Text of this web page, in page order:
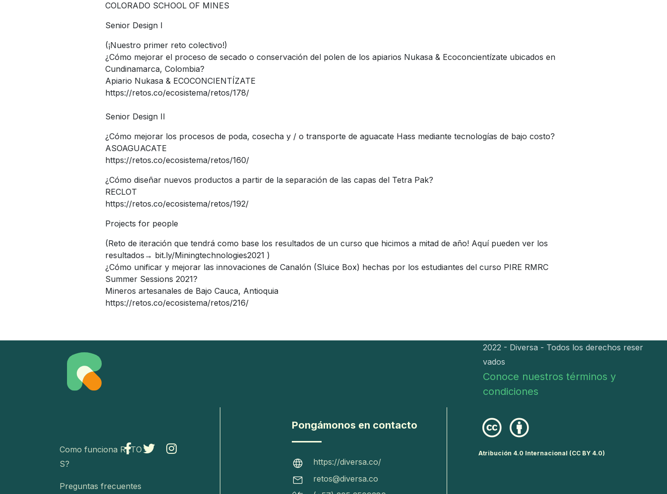
COLORADO SCHOOL OF MINES
Senior Design I
(¡Nuestro primer reto colectivo!)
¿Cómo mejorar el proceso de secado o conservación del polen de los apiarios Nukasa & Ecoconcientízate ubicados en
Cundinamarca, Colombia?
Apiario Nukasa & ECOCONCIENTÍZATE
https://retos.co/ecosistema/retos/178/
Senior Design II
¿Cómo mejorar los procesos de poda, cosecha y / o transporte de aguacate Hass mediante tecnologías de bajo costo?
ASOAGUACATE
https://retos.co/ecosistema/retos/160/
¿Cómo diseñar nuevos productos a partir de la separación de las capas del Tetra Pak?
RECLOT
https://retos.co/ecosistema/retos/192/
Projects for people
(Reto de iteración que tendrá como base los resultados de un curso que hicimos a mitad de año! Aquí pueden ver los
resultados→ bit.ly/Miningtechnologies2021 )
¿Cómo unificar y mejorar las innovaciones de Canalón (Sluice Box) hechas por los estudiantes del curso PIRE RMRC
Summer Sessions 2021?
Mineros artesanales de Bajo Cauca, Antioquia
https://retos.co/ecosistema/retos/216/
Como funciona RETO
S?
Preguntas frecuentes
Pongámonos en contacto
https://diversa.co/
retos@diversa.co
2022 - Diversa - Todos los derechos reser
vados
Conoce nuestros términos y
condiciones
Atribución 4.0 Internacional (CC BY 4.0)